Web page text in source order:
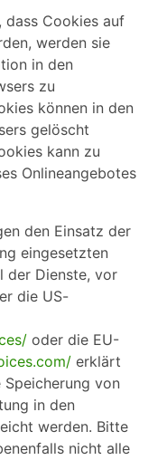
dass Cookies auf
werden sie
in den
zu
können in den
gelöscht
kann zu
Onlineangebotes
den Einsatz der
eingesetzten
der Dienste, vor
die US-
oder die EU-
erklärt
von
in den
werden. Bitte
nicht alle